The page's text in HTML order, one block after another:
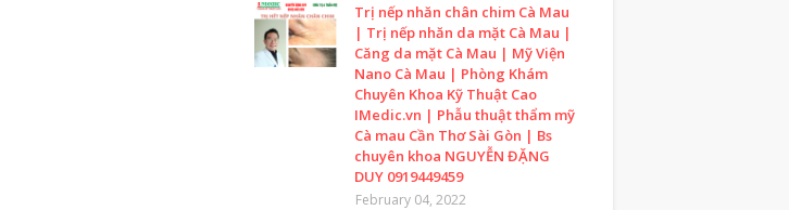
Trị nếp nhăn chân chim Cà Mau
| Trị nếp nhăn da mặt Cà Mau |
Căng da mặt Cà Mau | Mỹ Viện
Nano Cà Mau | Phòng Khám
Chuyên Khoa Kỹ Thuật Cao
IMedic.vn | Phẫu thuật thẩm mỹ
Cà mau Cần Thơ Sài Gòn | Bs
chuyên khoa NGUYỄN ĐẶNG
DUY 0919449459
February 04, 2022